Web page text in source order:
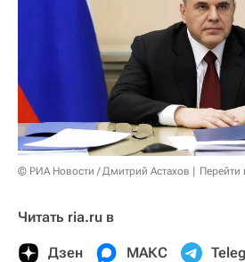
© РИА Новости / Дмитрий Астахов Перейти
Читать ria.ru в
Дзен МАКС